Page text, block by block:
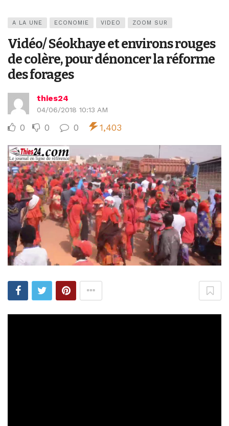
A LA UNE ECONOMIE VIDEO ZOOM SUR
Vidéo/ Séokhaye et environs rouges
de colère, pour dénoncer la réforme
des forages
thies24
04/06/2018 10:13 AM
0 0 0 1,403